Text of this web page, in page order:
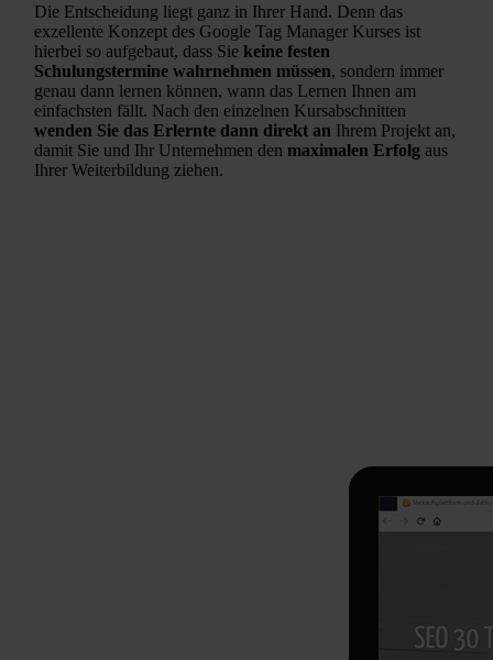
Die Entscheidung liegt ganz in Ihrer Hand. Denn das
exzellente Konzept des Google Tag Manager Kurses ist
hierbei so aufgebaut, dass Sie keine festen
Schulungstermine wahrnehmen müssen, sondern immer
genau dann lernen können, wann das Lernen Ihnen am
einfachsten fällt. Nach den einzelnen Kursabschnitten
wenden Sie das Erlernte dann direkt an Ihrem Projekt an,
damit Sie und Ihr Unternehmen den maximalen Erfolg aus
Ihrer Weiterbildung ziehen.